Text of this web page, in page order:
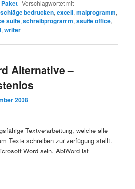
|Verschlagwortet mit
bedrucken,excell,malprogramm,
suite,schreibprogramm,ssuite office,
,writer
Alternative –
2008
Textverarbeitung, welche alle
Texte schreiben zur verfügung stellt.
Word sein. AbiWord ist